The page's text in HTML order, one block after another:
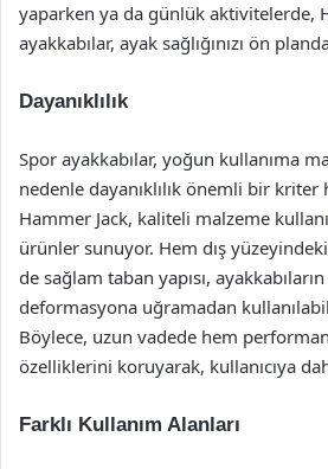
yaparken ya da günlük aktivitelerde,
ayakkabılar, ayak sağlığınızı ön
Dayanıklılık
Spor ayakkabılar, yoğun kullanıma
nedenle dayanıklılık önemli bir kriter
Hammer Jack, kaliteli malzeme
ürünler sunuyor. Hem dış
de sağlam taban yapısı,
deformasyona uğramadan
Böylece, uzun vadede hem
özelliklerini koruyarak, kullanıcıya
Farklı Kullanım Alanları